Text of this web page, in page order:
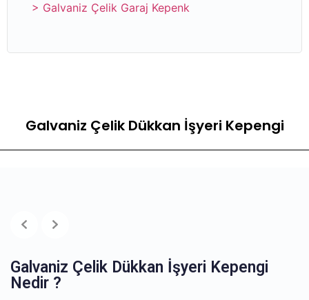
> Galvaniz Çelik Garaj Kepenk
Galvaniz Çelik Dükkan İşyeri Kepengi
Galvaniz Çelik Dükkan İşyeri Kepengi
Nedir ?